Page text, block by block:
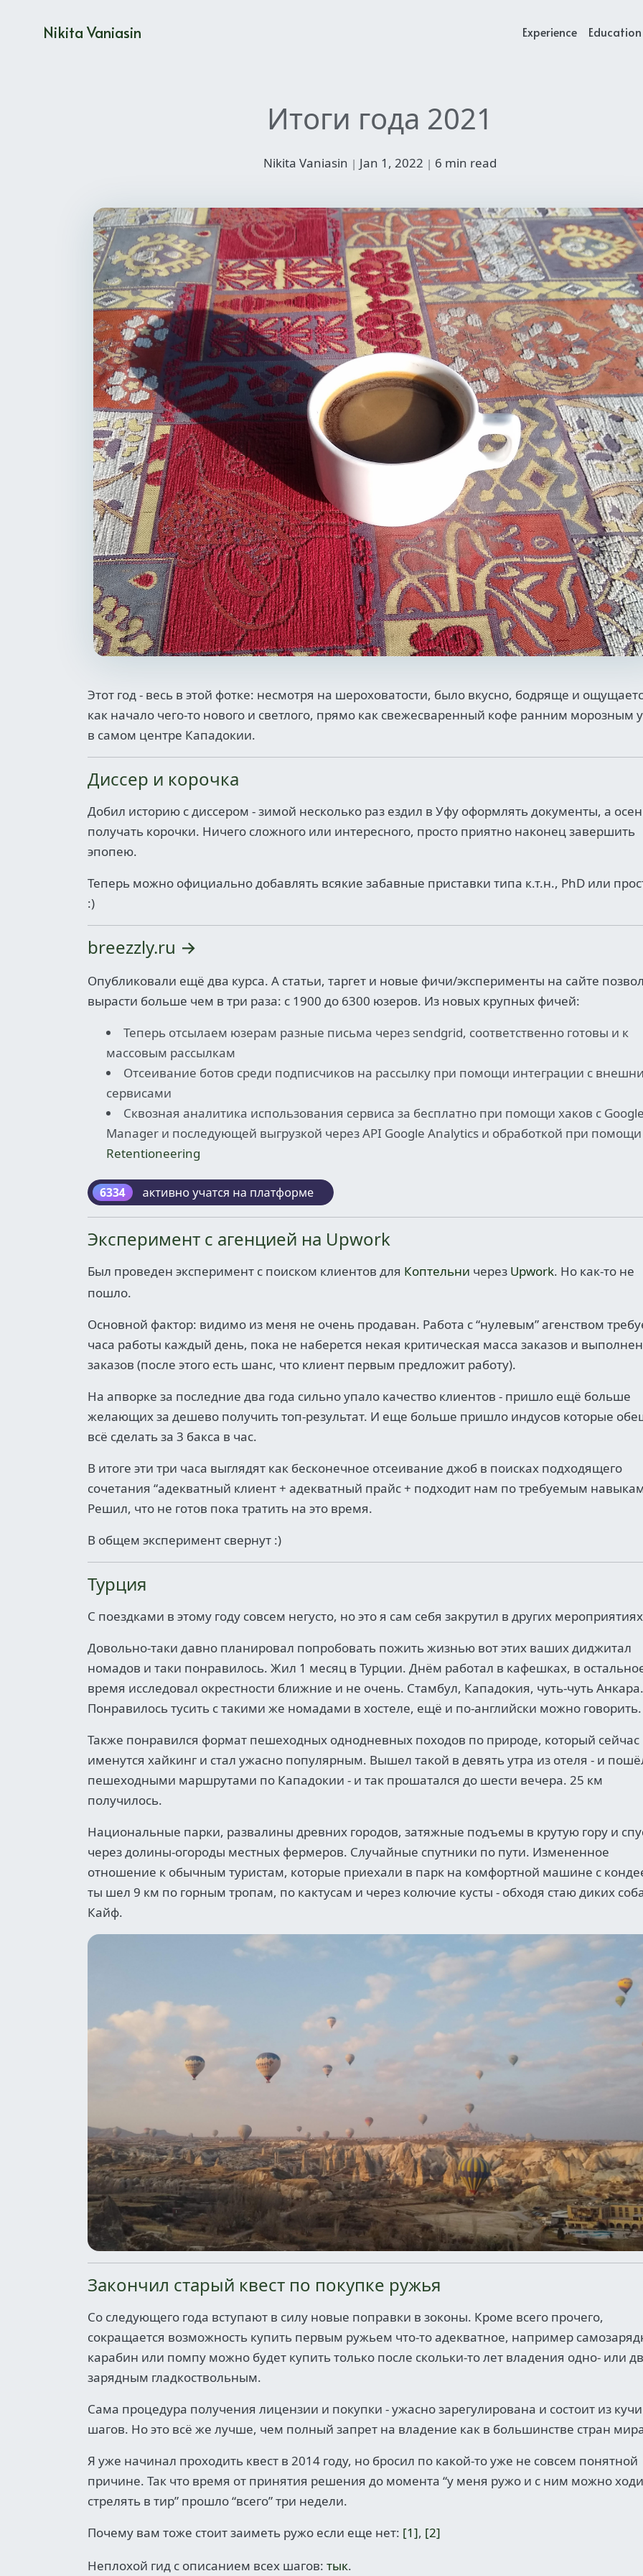
Nikita Vaniasin Experience
Итоги года 2021
Nikita Vaniasin | Jan 1, 2022 | 6 min read
Этот год - весь в этой фотке: несмотря на шероховатости, было вкусно, бодряще и
как начало чего-то нового и светлого, прямо как свежесваренный кофе ранним морозным
в самом центре Кападокии.
Диссер и корочка
Добил историю с диссером - зимой несколько раз ездил в Уфу оформлять документы, а
получать корочки. Ничего сложного или интересного, просто приятно наконец завершить
эпопею.
Теперь можно официально добавлять всякие забавные приставки типа к.т.н., PhD или
:)
breezzly.ru →
Опубликовали ещё два курса. А статьи, таргет и новые фичи/эксперименты на сайте
вырасти больше чем в три раза: с 1900 до 6300 юзеров. Из новых крупных фичей:
Теперь отсылаем юзерам разные письма через sendgrid, соответственно готовы и к
массовым рассылкам
Отсеивание ботов среди подписчиков на рассылку при помощи интеграции с
сервисами
Сквозная аналитика использования сервиса за бесплатно при помощи хаков с
Manager и последующей выгрузкой через API Google Analytics и обработкой при помощи
Retentioneering
Эксперимент с агенцией на Upwork
Был проведен эксперимент с поиском клиентов для Коптельни через Upwork. Но как-то не
пошло.
Основной фактор: видимо из меня не очень продаван. Работа с “нулевым” агенством
часа работы каждый день, пока не наберется некая критическая масса заказов и
заказов (после этого есть шанс, что клиент первым предложит работу).
На апворке за последние два года сильно упало качество клиентов - пришло ещё больше
желающих за дешево получить топ-результат. И еще больше пришло индусов которые
всё сделать за 3 бакса в час.
В итоге эти три часа выглядят как бесконечное отсеивание джоб в поисках подходящего
сочетания “адекватный клиент + адекватный прайс + подходит нам по требуемым
Решил, что не готов пока тратить на это время.
В общем эксперимент свернут :)
Турция
С поездками в этому году совсем негусто, но это я сам себя закрутил в других
Довольно-таки давно планировал попробовать пожить жизнью вот этих ваших диджитал
номадов и таки понравилось. Жил 1 месяц в Турции. Днём работал в кафешках, в
время исследовал окрестности ближние и не очень. Стамбул, Кападокия, чуть-чуть Анкара.
Понравилось тусить с такими же номадами в хостеле, ещё и по-английски можно говорить.
Также понравился формат пешеходных однодневных походов по природе, который сейчас
именутся хайкинг и стал ужасно популярным. Вышел такой в девять утра из отеля - и
пешеходными маршрутами по Кападокии - и так прошатался до шести вечера. 25 км
получилось.
Национальные парки, развалины древних городов, затяжные подъемы в крутую гору и
через долины-огороды местных фермеров. Случайные спутники по пути. Измененное
отношение к обычным туристам, которые приехали в парк на комфортной машине с
ты шел 9 км по горным тропам, по кактусам и через колючие кусты - обходя стаю диких
Кайф.
Закончил старый квест по покупке ружья
Со следующего года вступают в силу новые поправки в зоконы. Кроме всего прочего,
сокращается возможность купить первым ружьем что-то адекватное, например
карабин или помпу можно будет купить только после скольки-то лет владения одно- или
зарядным гладкоствольным.
Сама процедура получения лицензии и покупки - ужасно зарегулирована и состоит из кучи
шагов. Но это всё же лучше, чем полный запрет на владение как в большинстве стран
Я уже начинал проходить квест в 2014 году, но бросил по какой-то уже не совсем понятной
причине. Так что время от принятия решения до момента “у меня ружо и с ним можно
стрелять в тир” прошло “всего” три недели.
Почему вам тоже стоит заиметь ружо если еще нет: [1], [2]
Неплохой гид с описанием всех шагов: тык.